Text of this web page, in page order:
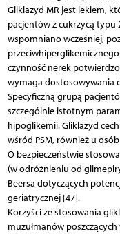
Gliklazyd MR jest lekiem,
pacjentów z cukrzycą typu
wspomniano wcześniej,
czynność nerek
wymaga dostosowywania
Specyficzną grupą
szczególnie istotnym
hipoglikemii. Gliklazyd
wśród PSM, również u
O bezpieczeństwie
(w odróżnieniu od
Beersa dotyczących
geriatrycznej [47].
Korzyści ze stosowania
muzułmanów